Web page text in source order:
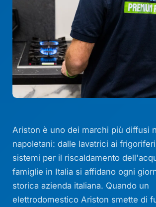
Ariston è uno dei marchi più diffusi
napoletani: dalle lavatrici ai
sistemi per il riscaldamento
famiglie in Italia si affidano ogni
storica azienda italiana. Quando un
elettrodomestico Ariston smette di